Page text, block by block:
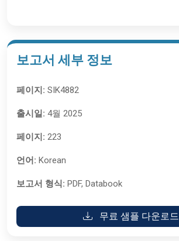
보고서 세부 정보
페이지: SIK4882
출시일: 4월 2025
페이지: 223
언어: Korean
보고서 형식: PDF, Databook
무료 샘플 다운로드